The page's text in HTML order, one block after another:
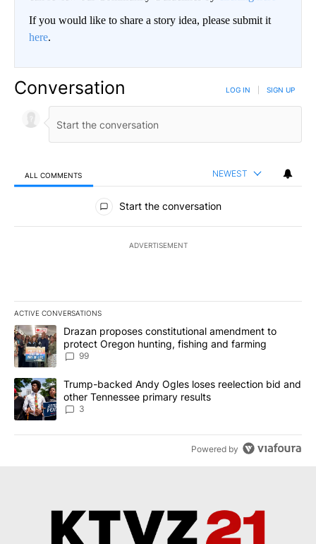
If you would like to share a story idea, please submit it
here.
Conversation LOG IN SIGN UP
ALL COMMENTS NEWEST
All Comments
Start the conversation
ADVERTISEMENT
ACTIVE CONVERSATIONS
The following is a list of the most commented articles in the last
A trending article titled "Drazan proposes constitutional
Drazan proposes constitutional amendment to
protect Oregon hunting, fishing and farming
99
A trending article titled "Trump-backed Andy Ogles loses
Trump-backed Andy Ogles loses reelection bid and
other Tennessee primary results
3
Powered by